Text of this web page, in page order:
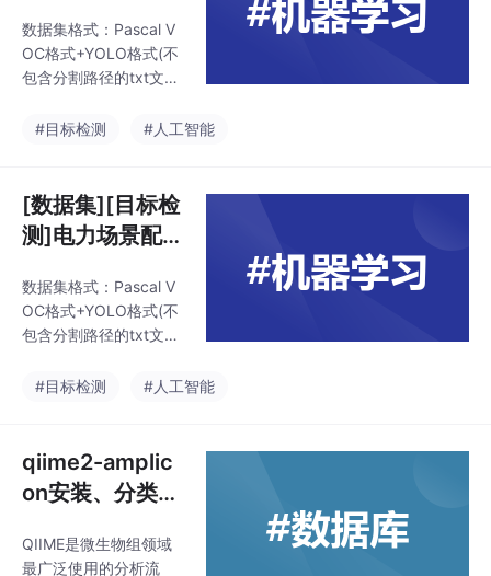
度作任何保证，数据集
只提供准确且合理标
注。图片数量(jpg文件
量(xml文件个数
格式544张6类
别
数据集格式：Pascal V
OC格式+YOLO格式(不
包含分割路径的txt文
及对应的VOC格式xml
n","hole","large_gea
r","small_gear","text
1","text2"]特别声明：
型或者权重文件精度作
任何保证，数据集只提
供准确且合理标注。图
#目标检测 #人工智能
[数据集][目标检
测]电力场景配电
据集VOC+YOL
O格式769张1类
数据集格式：Pascal V
OC格式+YOLO格式(不
包含分割路径的txt文
及对应的VOC格式xml
对训练的模型或者权重
文件精度作任何保证，
数据集只提供准确且合
文件个数)：769。标注
#目标检测 #人工智能
qiime2-amplic
on安装、分类器
QIIME是微生物组领域
最广泛使用的分析流